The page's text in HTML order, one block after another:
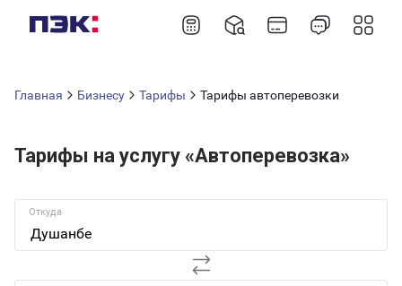
Главная Бизнесу Тарифы Тарифы автоперевозки
Тарифы на услугу «Автоперевозка»
Откуда
Душанбе